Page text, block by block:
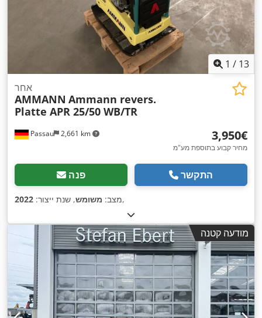
1 / 13
Passau 2,661 km
אחר
AMMANN Ammann revers.
Platte APR 25/50 WB/TR
‏3,950 ‏€
מחיר קבוע בתוספת מע"מ
פנה התקשר
מצב: משומש, שנת ייצור: 2022 ,
מודעה קטנה